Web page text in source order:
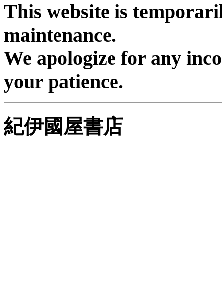
This website is
maintenance.
We apologize for any
your patience.
紀伊國屋書店